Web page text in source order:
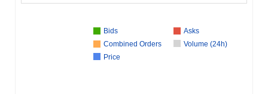
Bids
Asks
Combined Orders
Volume (24h)
Price